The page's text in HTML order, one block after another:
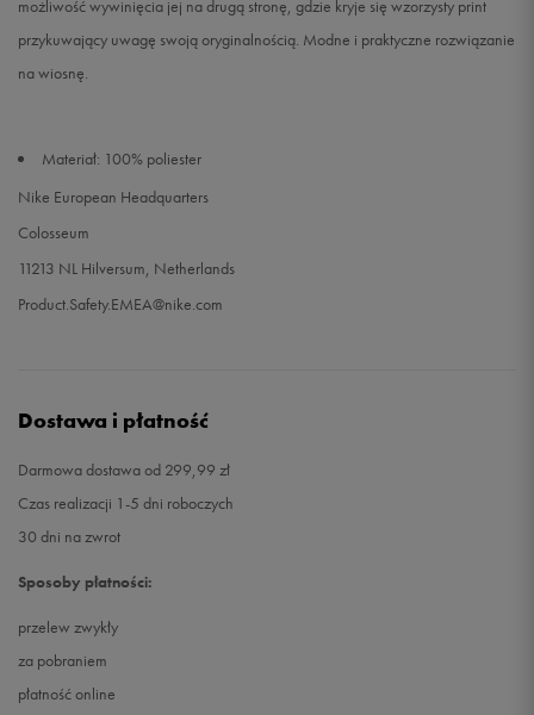
możliwość wywinięcia jej na drugą stronę, gdzie kryje się wzorzysty print
przykuwający uwagę swoją oryginalnością. Modne i praktyczne rozwiązanie
na wiosnę.
Materiał: 100% poliester
Nike European Headquarters
Colosseum
11213 NL Hilversum, Netherlands
Product.Safety.EMEA@nike.com
Dostawa i płatność
Darmowa dostawa od 299,99 zł
Czas realizacji 1-5 dni roboczych
30 dni na zwrot
Sposoby płatności:
przelew zwykły
za pobraniem
płatność online